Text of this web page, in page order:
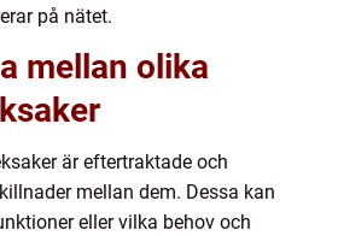
på nätet.
mellan olika
är eftertraktade och
mellan dem. Dessa kan
eller vilka behov och